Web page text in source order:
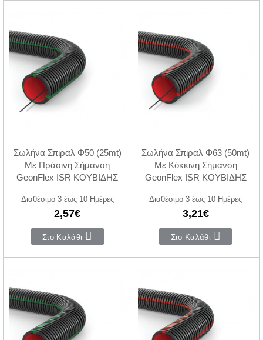
Σωλήνα Σπιραλ Φ50 (25mt)
Με Πράσινη Σήμανση
GeonFlex ISR ΚΟΥΒΙΔΗΣ
Διαθέσιμο 3 έως 10 Ημέρες
2,57€
Στο Καλάθι
Σωλήνα Σπιραλ Φ63 (50mt)
Με Κόκκινη Σήμανση
GeonFlex ISR ΚΟΥΒΙΔΗΣ
Διαθέσιμο 3 έως 10 Ημέρες
3,21€
Στο Καλάθι